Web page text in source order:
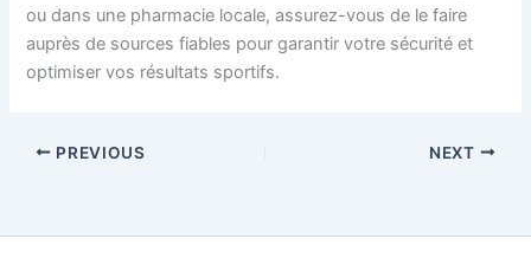
ou dans une pharmacie locale, assurez-vous de le faire
auprès de sources fiables pour garantir votre sécurité et
optimiser vos résultats sportifs.
PREVIOUS NEXT